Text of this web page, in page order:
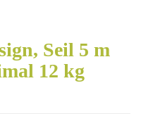
Seil 5 m
12 kg